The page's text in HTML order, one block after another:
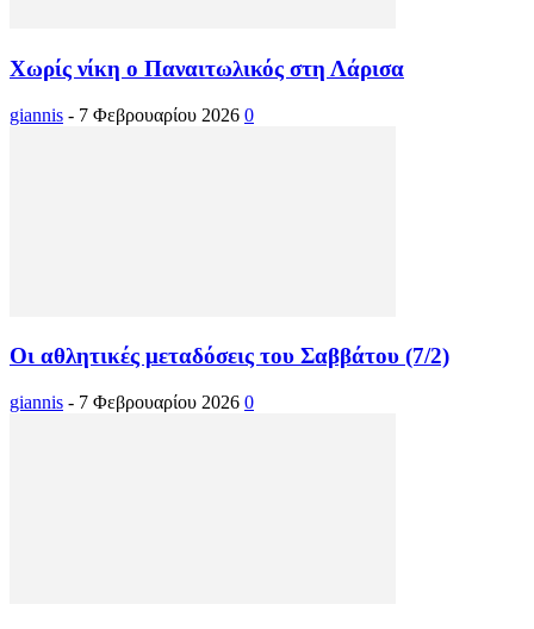
Χωρίς νίκη ο Παναιτωλικός στη Λάρισα
giannis - 7 Φεβρουαρίου 2026 0
Οι αθλητικές μεταδόσεις του Σαββάτου (7/2)
giannis - 7 Φεβρουαρίου 2026 0